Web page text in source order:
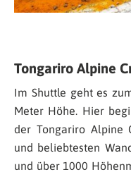
Tongariro Alpine
Im Shuttle geht es
Meter Höhe. Hier
der Tongariro Alpine
und beliebtesten
und über 1000